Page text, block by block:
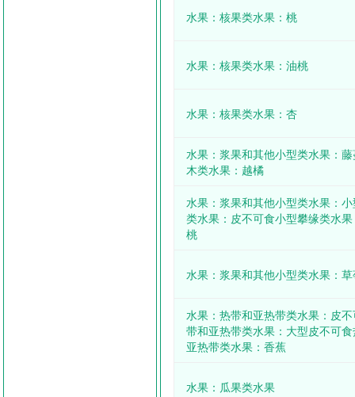
水果：核果类水果：桃
水果：核果类水果：油桃
水果：核果类水果：杏
水果：浆果和其他小型类水果：
木类水果：越橘
水果：浆果和其他小型类水果：
类水果：皮不可食小型攀缘类水
桃
水果：浆果和其他小型类水果：
水果：热带和亚热带类水果：皮
带和亚热带类水果：大型皮不可
亚热带类水果：香蕉
水果：瓜果类水果